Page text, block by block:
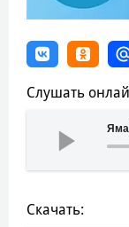
Слушать
Скачать: